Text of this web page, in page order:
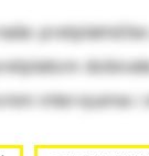
intervjuima i